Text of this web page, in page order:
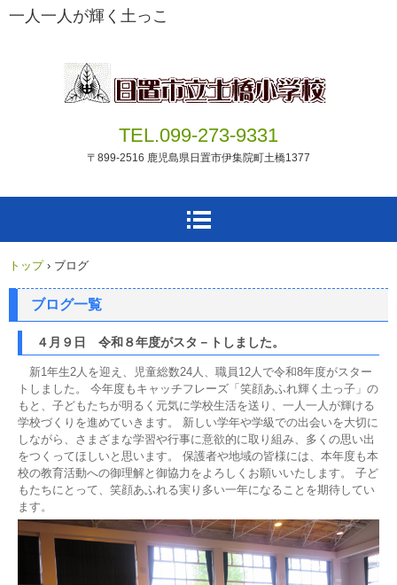
一人一人が輝く土っこ
TEL.099-273-9331
〒899-2516 鹿児島県日置市伊集院町土橋1377
トップ › ブログ
ブログ一覧
４月９日 令和８年度がスタ－トしました。
新1年生2人を迎え、児童総数24人、職員12人で令和8年度がスター
トしました。 今年度もキャッチフレーズ「笑顔あふれ輝く土っ子」の
もと、子どもたちが明るく元気に学校生活を送り、一人一人が輝ける
学校づくりを進めていきます。 新しい学年や学級での出会いを大切に
しながら、さまざまな学習や行事に意欲的に取り組み、多くの思い出
をつくってほしいと思います。 保護者や地域の皆様には、本年度も本
校の教育活動への御理解と御協力をよろしくお願いいたします。 子ど
もたちにとって、笑顔あふれる実り多い一年になることを期待してい
ます。